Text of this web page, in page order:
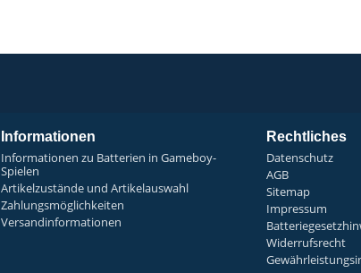
Informationen
Informationen zu Batterien in Gameboy-
Spielen
Artikelzustände und Artikelauswahl
Zahlungsmöglichkeiten
Versandinformationen
Rechtliches
Datenschutz
AGB
Sitemap
Impressum
Widerrufsrecht